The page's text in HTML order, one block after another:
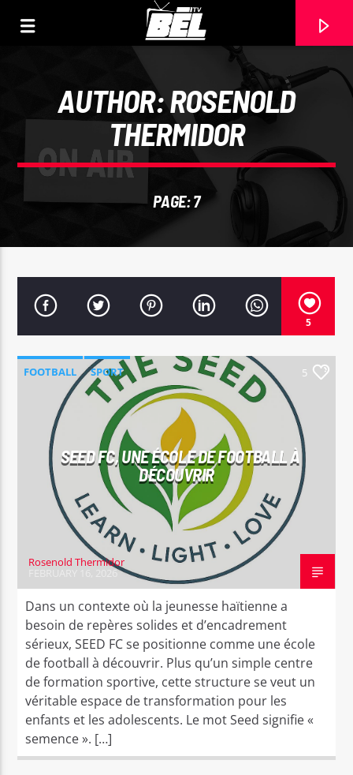
CURRENT TRACK
Bel Tv Radio
AUTHOR:ROSENOLD
THERMIDOR
PAGE: 7
5
FOOTBALL SPORT 5
SEED FC, UNE ÉCOLE DE FOOTBALL À
DÉCOUVRIR
Rosenold Thermidor
FEBRUARY 16, 2026
Dans un contexte où la jeunesse haïtienne a
besoin de repères solides et d’encadrement
sérieux, SEED FC se positionne comme une école
de football à découvrir. Plus qu’un simple centre
de formation sportive, cette structure se veut un
véritable espace de transformation pour les
enfants et les adolescents. Le mot Seed signifie «
semence ». […]